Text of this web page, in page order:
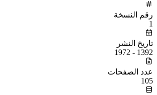
رقم النسخة
1
تاريخ النشر
1392 - 1972
عدد الصفحات
105